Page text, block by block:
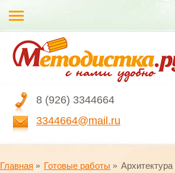
8 (926) 3344664
3344664@mail.ru
Главная Готовые работы